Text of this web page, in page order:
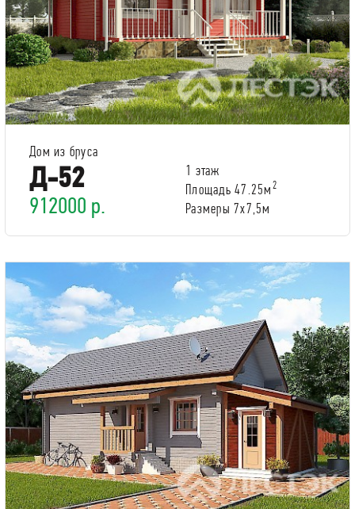
Дом из бруса
Д-52
912000 р.
1 этаж
Площадь 47.25м2
Размеры 7x7,5м